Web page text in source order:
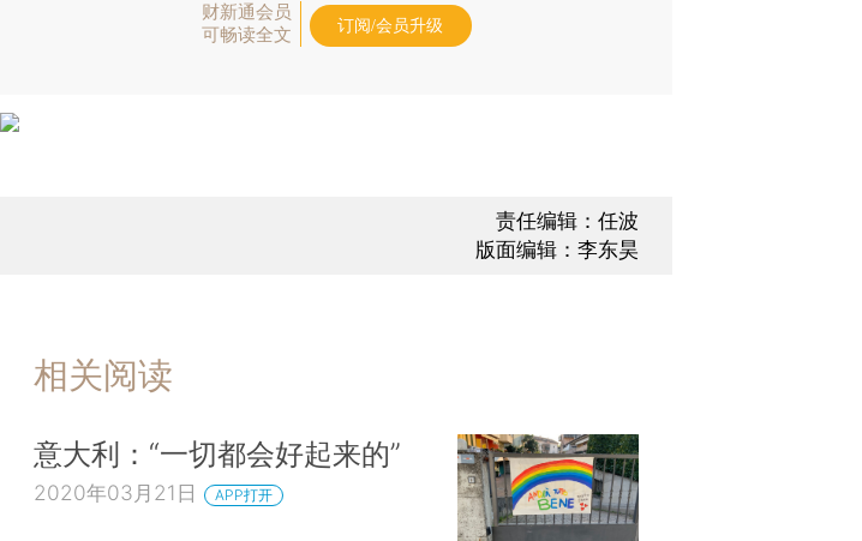
财新通会员
可畅读全文
订阅/会员升级
责任编辑：任波
版面编辑：李东昊
相关阅读
意大利：“一切都会好起来的”
2020年03月21日 APP打开